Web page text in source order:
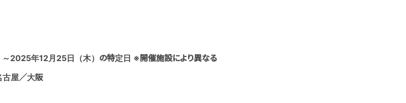
2025年12月25日（木）の特定日 ※開催施設により異なる
屋／大阪